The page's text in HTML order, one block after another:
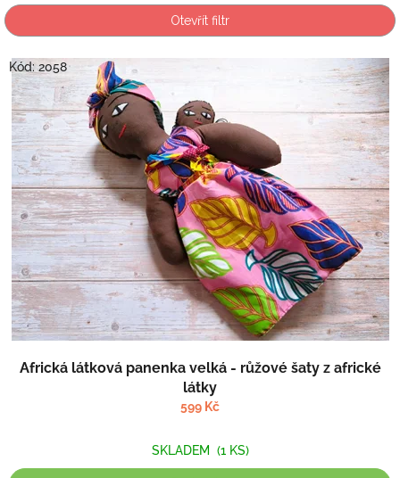
p
r
o
d
u
k
ů
Otevřít filtr
V
ý
p
s
p
o
d
u
k
ů
Africká látková panenka velká - růžové šaty z africké
látky
599 Kč
SKLADEM (1 KS)
Kód:2058